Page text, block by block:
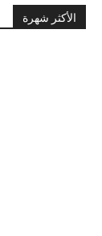
الأكثر شهرة